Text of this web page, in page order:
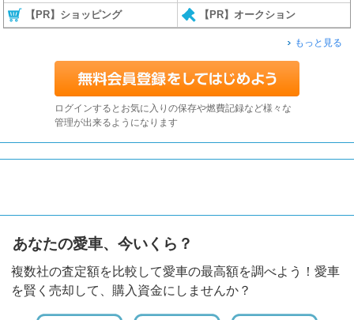
【PR】ショッピング 【PR】オークション
もっと見る
ログインするとお気に入りの保存や燃費記録など様々な
管理が出来るようになります
あなたの愛車、今いくら？
複数社の査定額を比較して愛車の最高額を調べよう！愛車
を賢く売却して、購入資金にしませんか？